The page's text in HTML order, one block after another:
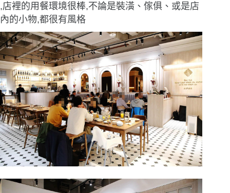
,店裡的用餐環境很棒,不論是裝潢、傢俱、或是店
內的小物,都很有風格